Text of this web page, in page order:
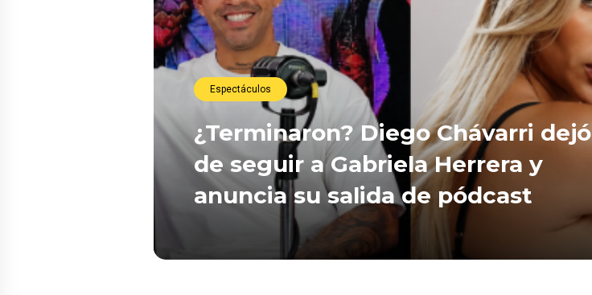
Espectáculos
¿Terminaron? Diego Chávarri dejó
de seguir a Gabriela Herrera y
anuncia su salida de pódcast